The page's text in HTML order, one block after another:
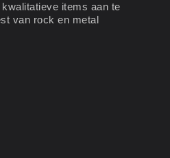
items aan te
van rock en metal